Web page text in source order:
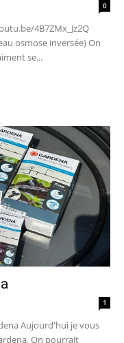
0
4B7ZMx_Jz2Q
osmose inversée) On
se...
1
Aujourd'hui je vous
On pourrait